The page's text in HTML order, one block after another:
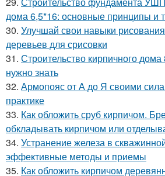
дома 6,5*16: основные принципы и
30. Улучшай свои навыки
деревьев для срисовки
31. Строительство кирпичного
нужно знать
32. Армопояс от А до Я своими
практике
33. Как обложить сруб кирпичом.
обкладывать кирпичом или
34. Устранение железа в
эффективные методы и приемы
35. Как обложить кирпичом